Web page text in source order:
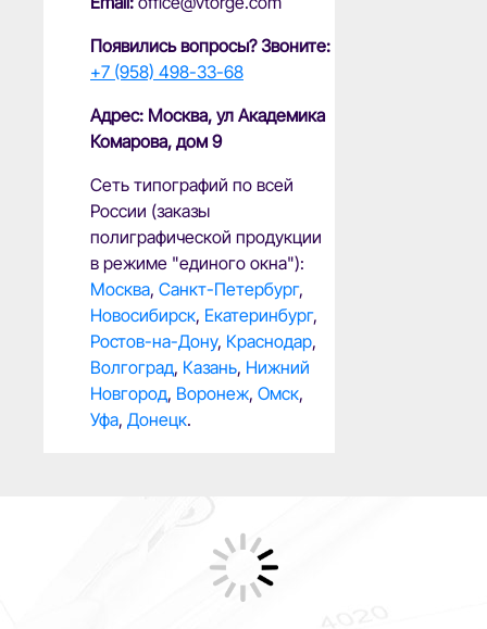
Появились вопросы? Звоните:
+7 (958) 498-33-68
Адрес: Москва, ул Академика
Комарова, дом 9
Сеть типографий по всей
России (заказы
полиграфической продукции
в режиме "единого окна"):
Москва, Санкт-Петербург,
Новосибирск, Екатеринбург,
Ростов-на-Дону, Краснодар,
Волгоград, Казань, Нижний
Новгород, Воронеж, Омск,
Уфа, Донецк.